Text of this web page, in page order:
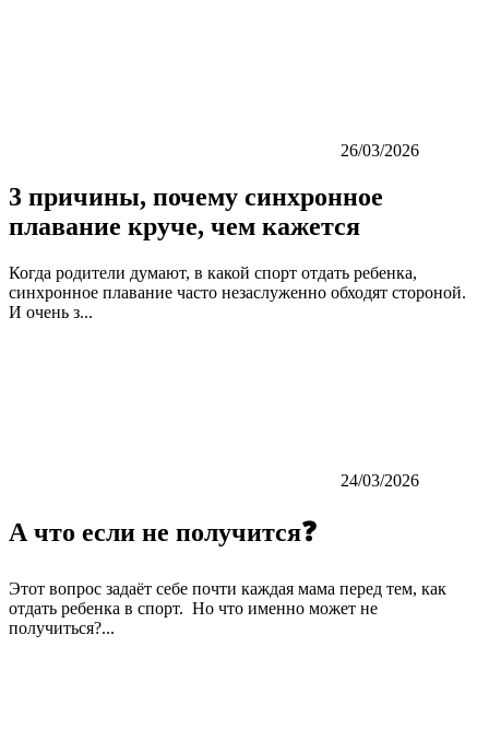
26/03/2026
3 причины, почему синхронное
плавание круче, чем кажется
Когда родители думают, в какой спорт отдать ребенка,
синхронное плавание часто незаслуженно обходят стороной.
И очень з...
24/03/2026
А что если не получится❓
Этот вопрос задаёт себе почти каждая мама перед тем, как
отдать ребенка в спорт. Но что именно может не
получиться?...